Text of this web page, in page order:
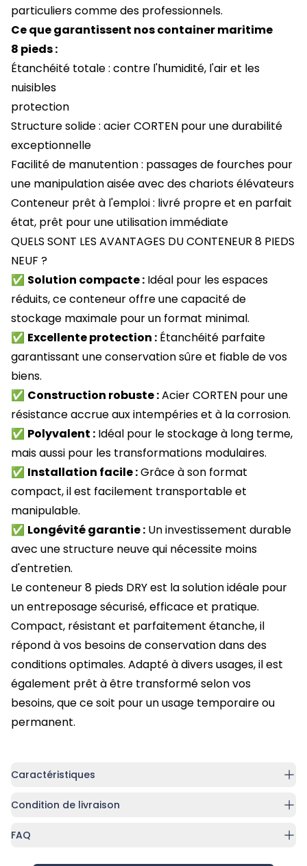
particuliers comme des professionnels.
Ce que garantissent nos container maritime
8 pieds :
Étanchéité totale : contre l'humidité, l'air et les
nuisibles
protection
Structure solide : acier CORTEN pour une durabilité
exceptionnelle
Facilité de manutention : passages de fourches pour
une manipulation aisée avec des chariots élévateurs
Conteneur prêt à l'emploi : livré propre et en parfait
état, prêt pour une utilisation immédiate
QUELS SONT LES AVANTAGES DU CONTENEUR 8 PIEDS
NEUF ?
✅ Solution compacte : Idéal pour les espaces
réduits, ce conteneur offre une capacité de
stockage maximale pour un format minimal.
✅ Excellente protection : Étanchéité parfaite
garantissant une conservation sûre et fiable de vos
biens.
✅ Construction robuste :Acier CORTEN pour une
résistance accrue aux intempéries et à la corrosion.
✅ Polyvalent : Idéal pour le stockage à long terme,
mais aussi pour les transformations modulaires.
✅ Installation facile :Grâce à son format
compact, il est facilement transportable et
manipulable.
✅ Longévité garantie : Un investissement durable
avec une structure neuve qui nécessite moins
d'entretien.
Le conteneur 8 pieds DRY est la solution idéale pour
un entreposage sécurisé, efficace et pratique.
Compact, résistant et parfaitement étanche, il
répond à vos besoins de conservation dans des
conditions optimales. Adapté à divers usages, il est
également prêt à être transformé selon vos
besoins, que ce soit pour un usage temporaire ou
permanent.
Caractéristiques
Condition de livraison
FAQ